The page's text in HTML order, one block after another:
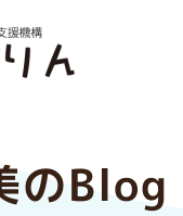
のBlog